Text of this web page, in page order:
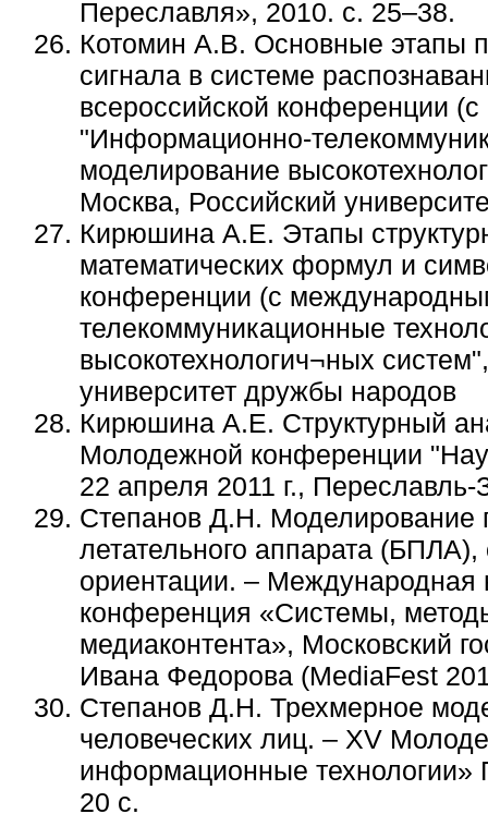
Переславля», 2010. с. 25–38.
Котомин А.В. Основные этапы
сигнала в системе
всероссийской конференции
"Информационно-
моделирование
Москва, Российский
Кирюшина А.Е. Этапы
математических формул и
конференции (с
телекоммуникационные
высокотехнологич¬ных
университет дружбы народов
Кирюшина А.Е. Структурный
Молодежной конференции
22 апреля 2011 г., Переславль-
Степанов Д.Н. Моделирование
летательного аппарата
ориентации. – Международная
конференция «Системы,
медиаконтента», Московский
Ивана Федорова (MediaFest
Степанов Д.Н. Трехмерное
человеческих лиц. – XV
информационные технологии»
20 с.